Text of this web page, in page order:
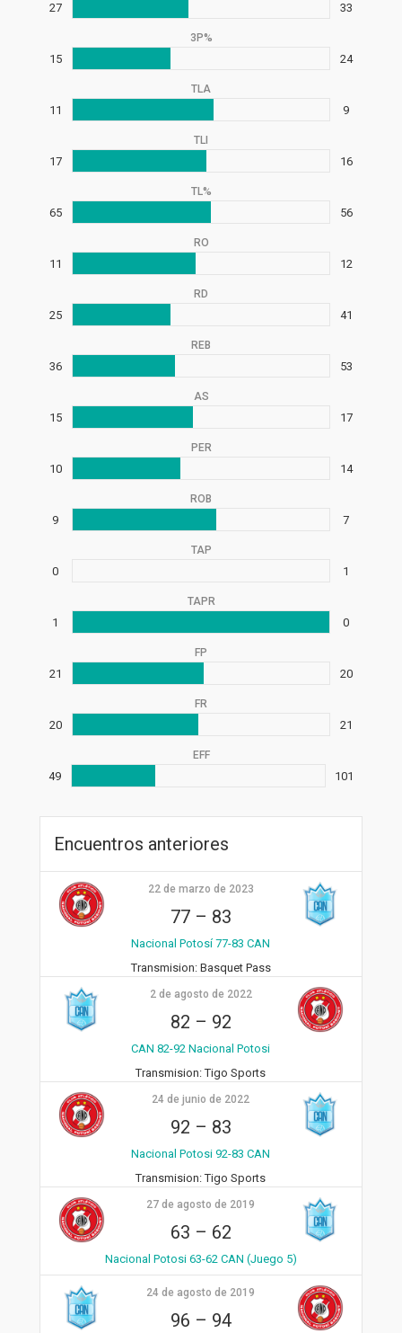
27 33
3P%
15 24
TLA
11 9
TLI
17 16
TL%
65 56
RO
11 12
RD
25 41
REB
36 53
AS
15 17
PER
10 14
ROB
9 7
TAP
0 1
TAPR
1 0
FP
21 20
FR
20 21
EFF
49 101
Encuentros anteriores
22 de marzo de 2023
77– 83
Nacional Potosí 77-83 CAN
Transmision:Basquet Pass
2 de agosto de 2022
82 – 92
CAN 82-92 Nacional Potosi
Transmision:Tigo Sports
24 de junio de 2022
92 – 83
Nacional Potosi 92-83 CAN
Transmision:Tigo Sports
27 de agosto de 2019
63 – 62
Nacional Potosi 63-62 CAN (Juego 5)
24 de agosto de 2019
96 – 94